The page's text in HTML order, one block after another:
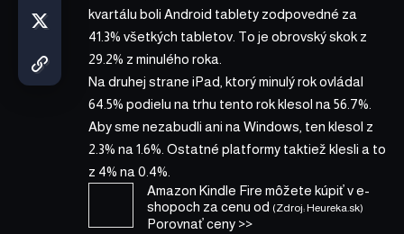
kvartálu boli Android tablety zodpovedné za
41.3% všetkých tabletov. To je obrovský skok z
29.2% z minulého roka.
Na druhej strane iPad, ktorý minulý rok ovládal
64.5% podielu na trhu tento rok klesol na 56.7%.
Aby sme nezabudli ani na Windows, ten klesol z
2.3% na 1.6%. Ostatné platformy taktiež klesli a to
z 4% na 0.4%.
Amazon Kindle Fire môžete kúpiť ve-
shopoch za cenu od (Zdroj: Heureka.sk)
Porovnať ceny >>